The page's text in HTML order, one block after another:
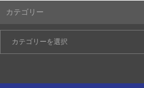
カテゴリー